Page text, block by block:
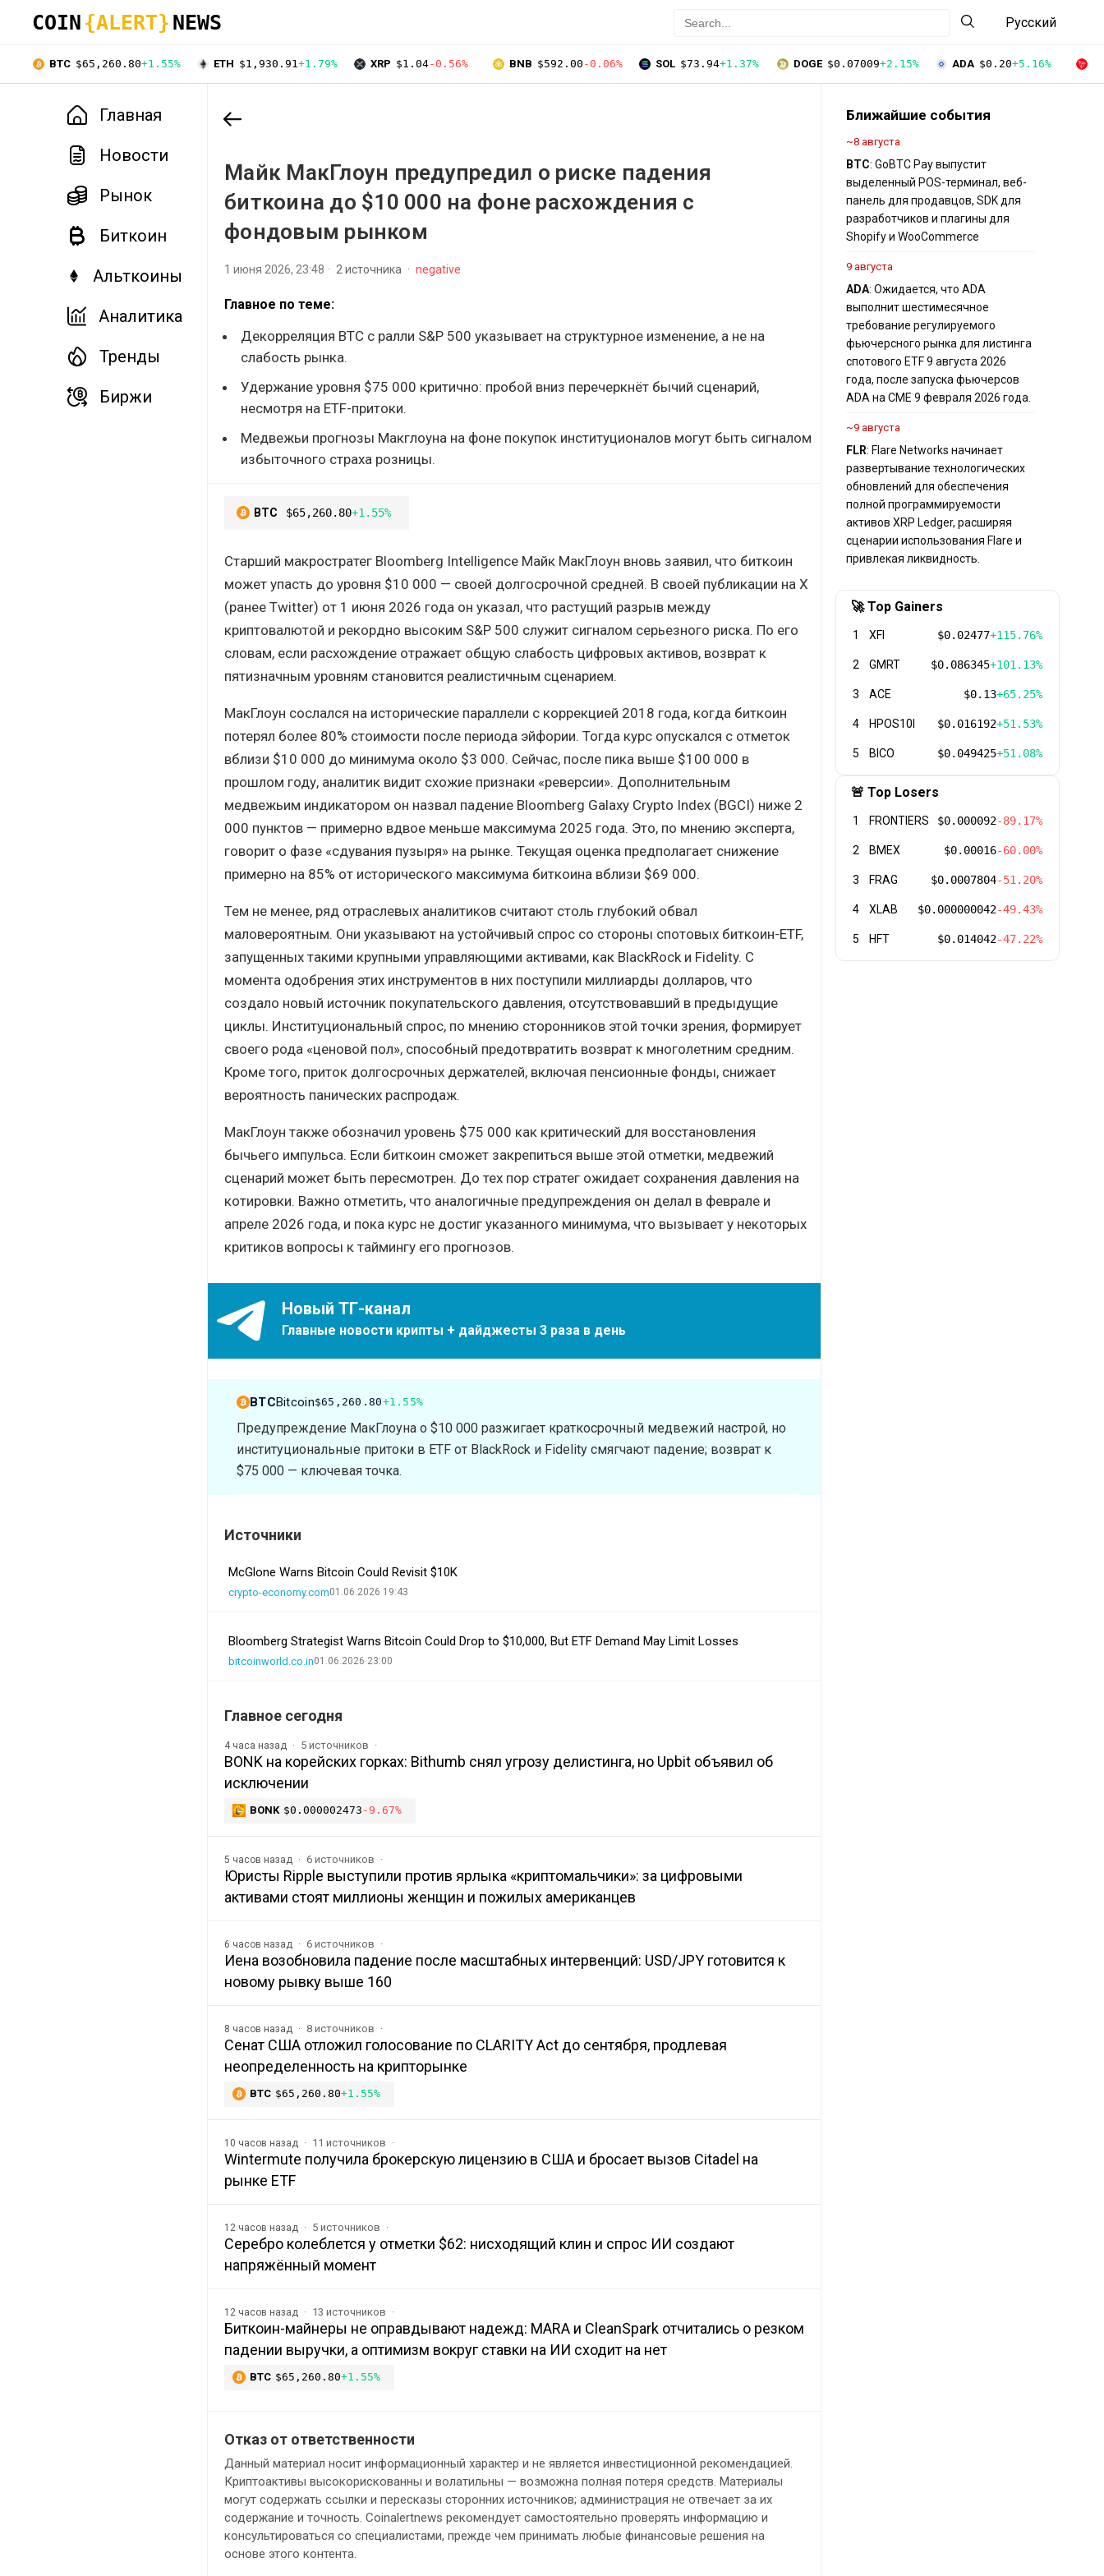
COIN {ALERT} NEWS Русский
BTC $65,260.80+1.55% ETH $1,930.91+1.79% XRP $1.04-0.56% BNB $592.00 -0.06% SOL $73.94+1.37% DOGE $0.07009+2.15% ADA $0.20+5.16%
Главная
Новости
Рынок
Биткоин
Альткоины
Аналитика
Тренды
Биржи
Майк МакГлоун предупредил о риске падения
биткоина до $10 000 на фоне расхождения с
фондовым рынком
1 июня 2026, 23:48 2 источника negative
Главное по теме:
Декорреляция BTC с ралли S&P 500 указывает на структурное изменение, а не на
слабость рынка.
Удержание уровня $75 000 критично: пробой вниз перечеркнёт бычий сценарий,
несмотря на ETF-притоки.
Медвежьи прогнозы Макглоуна на фоне покупок институционалов могут быть сигналом
избыточного страха розницы.
BTC $65,260.80+1.55%
Старший макростратег Bloomberg Intelligence Майк МакГлоун вновь заявил, что биткоин
может упасть до уровня $10 000 — своей долгосрочной средней. В своей публикации на X
(ранее Twitter) от 1 июня 2026 года он указал, что растущий разрыв между
криптовалютой и рекордно высоким S&P 500 служит сигналом серьезного риска. По его
словам, если расхождение отражает общую слабость цифровых активов, возврат к
пятизначным уровням становится реалистичным сценарием.
МакГлоун сослался на исторические параллели с коррекцией 2018 года, когда биткоин
потерял более 80% стоимости после периода эйфории. Тогда курс опускался с отметок
вблизи $10 000 до минимума около $3 000. Сейчас, после пика выше $100 000 в
прошлом году, аналитик видит схожие признаки «реверсии». Дополнительным
медвежьим индикатором он назвал падение Bloomberg Galaxy Crypto Index (BGCI) ниже 2
000 пунктов — примерно вдвое меньше максимума 2025 года. Это, по мнению эксперта,
говорит о фазе «сдувания пузыря» на рынке. Текущая оценка предполагает снижение
примерно на 85% от исторического максимума биткоина вблизи $69 000.
Тем не менее, ряд отраслевых аналитиков считают столь глубокий обвал
маловероятным. Они указывают на устойчивый спрос со стороны спотовых биткоин-ETF,
запущенных такими крупными управляющими активами, как BlackRock и Fidelity. С
момента одобрения этих инструментов в них поступили миллиарды долларов, что
создало новый источник покупательского давления, отсутствовавший в предыдущие
циклы. Институциональный спрос, по мнению сторонников этой точки зрения, формирует
своего рода «ценовой пол», способный предотвратить возврат к многолетним средним.
Кроме того, приток долгосрочных держателей, включая пенсионные фонды, снижает
вероятность панических распродаж.
МакГлоун также обозначил уровень $75 000 как критический для восстановления
бычьего импульса. Если биткоин сможет закрепиться выше этой отметки, медвежий
сценарий может быть пересмотрен. До тех пор стратег ожидает сохранения давления на
котировки. Важно отметить, что аналогичные предупреждения он делал в феврале и
апреле 2026 года, и пока курс не достиг указанного минимума, что вызывает у некоторых
критиков вопросы к таймингу его прогнозов.
Новый ТГ-канал
Главные новости крипты + дайджесты 3 раза в день
BTCBitcoin$65,260.80+1.55%
Предупреждение МакГлоуна о $10 000 разжигает краткосрочный медвежий настрой, но
институциональные притоки в ETF от BlackRock и Fidelity смягчают падение; возврат к
$75 000 — ключевая точка.
Источники
McGlone Warns Bitcoin Could Revisit $10K
crypto-economy.com01.06.2026 19:43
Bloomberg Strategist Warns Bitcoin Could Drop to $10,000, But ETF Demand May Limit Losses
bitcoinworld.co.in01.06.2026 23:00
Главное сегодня
4 часа назад 5 источников
BONK на корейских горках: Bithumb снял угрозу делистинга, но Upbit объявил об
исключении
BONK $0.000002473 -9.67%
5 часов назад 6 источников
Юристы Ripple выступили против ярлыка «криптомальчики»: за цифровыми
активами стоят миллионы женщин и пожилых американцев
6 часов назад 6 источников
Иена возобновила падение после масштабных интервенций: USD/JPY готовится к
новому рывку выше 160
8 часов назад 8 источников
Сенат США отложил голосование по CLARITY Act до сентября, продлевая
неопределенность на крипторынке
BTC $65,260.80+1.55%
10 часов назад 11 источников
Wintermute получила брокерскую лицензию в США и бросает вызов Citadel на
рынке ETF
12 часов назад 5 источников
Серебро колеблется у отметки $62: нисходящий клин и спрос ИИ создают
напряжённый момент
12 часов назад 13 источников
Биткоин-майнеры не оправдывают надежд: MARA и CleanSpark отчитались о резком
падении выручки, а оптимизм вокруг ставки на ИИ сходит на нет
BTC $65,260.80+1.55%
Отказ от ответственности
Данный материал носит информационный характер и не является инвестиционной рекомендацией.
Криптоактивы высокорискованны и волатильны — возможна полная потеря средств. Материалы
могут содержать ссылки и пересказы сторонних источников; администрация не отвечает за их
содержание и точность. Coinalertnews рекомендует самостоятельно проверять информацию и
консультироваться со специалистами, прежде чем принимать любые финансовые решения на
основе этого контента.
Ближайшие события
~8 августа
BTC: GoBTC Pay выпустит
выделенный POS-терминал, веб-
панель для продавцов, SDK для
разработчиков и плагины для
Shopify и WooCommerce
9 августа
ADA: Ожидается, что ADA
выполнит шестимесячное
требование регулируемого
фьючерсного рынка для листинга
спотового ETF 9 августа 2026
года, после запуска фьючерсов
ADA на CME 9 февраля 2026 года.
~9 августа
FLR: Flare Networks начинает
развертывание технологических
обновлений для обеспечения
полной программируемости
активов XRP Ledger, расширяя
сценарии использования Flare и
привлекая ликвидность.
🚀 Top Gainers
1 XFI $0.02477+115.76%
2 GMRT $0.086345+101.13%
3 ACE $0.13+65.25%
4 HPOS10I $0.016192+51.53%
5 BICO $0.049425+51.08%
🚨 Top Losers
1 FRONTIERS $0.000092-89.17%
2 BMEX $0.00016-60.00%
3 FRAG $0.0007804-51.20%
4 XLAB $0.000000042-49.43%
5 HFT $0.014042-47.22%